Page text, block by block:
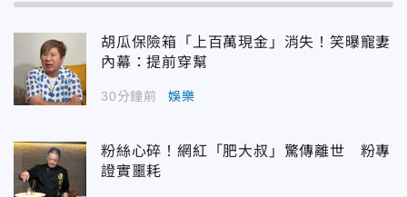
胡瓜保險箱「上百萬現金」消失！笑曝寵妻
內幕：提前穿幫
30分鐘前 娛樂
粉絲心碎！網紅「肥大叔」驚傳離世 粉專
證實噩耗